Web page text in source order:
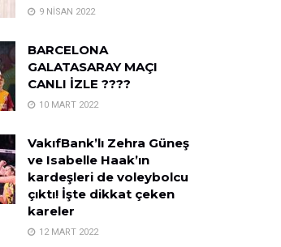
9 NISAN 2022
BARCELONA
GALATASARAY MAÇI
CANLI İZLE ????
10 MART 2022
VakıfBank’lı Zehra Güneş
ve Isabelle Haak’ın
kardeşleri de voleybolcu
çıktı! İşte dikkat çeken
kareler
12 MART 2022